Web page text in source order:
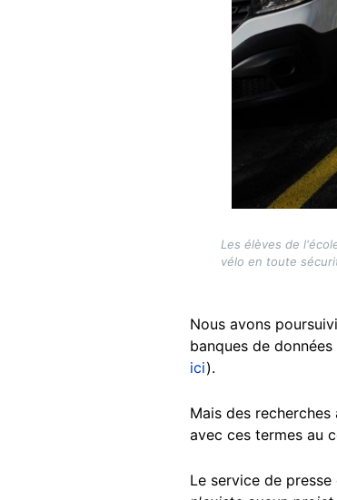
Les élèves de
vélo en toute
Nous avons
banques de données
ici).
Mais des
avec ces termes au
Le service de